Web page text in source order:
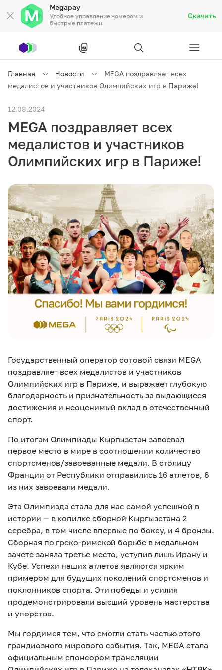
Megapay
Удобное управление номером и
быстрые платежи
Скачать
Частным клиентам
Бизнесу
Связь
eSIM M2M
Услуги
Звонки и SMS Подбор номера Доставка SIM
Компания
Партнерам
Карта офисов и
покрытие
Сервисы
MegaPay MegaKassa
Главная Новости
MEGA поздравляет всех
медалистов и участников Олимпийских игр в Париже!
12.08.2024
MEGA поздравляет всех
медалистов и участников
Олимпийских игр в Париже!
Государственный оператор сотовой связи MEGA
поздравляет всех медалистов и участников
Олимпийских игр в Париже, и выражает глубокую
благодарность и признательность за выдающиеся
достижения и неоценимый вклад в отечественный
спорт.
По итогам Олимпиады Кыргызстан завоевал
первое место в мире в соотношении количество
спортсменов/завоеванные медали. В столицу
Франции от Республики отправились 16 атлетов, 6
из них завоевали медали.
Эта Олимпиада стала для нас самой успешной в
истории — в копилке сборной Кыргызстана 2
серебра, в том числе впервые по боксу, и 4 бронзы.
Сборная по греко-римской борьбе в медальном
зачете заняла третье место, уступив лишь Ирану и
Кубе. Успехи наших атлетов являются ярким
примером для будущих поколений спортсменов и
поклонников спорта. Эти победы и усилия
продемонстрировали высший уровень мастерства
и упорства.
Мы гордимся тем, что смогли стать частью этого
грандиозного мирового события. Так, MEGA стала
официальным спонсором трансляции